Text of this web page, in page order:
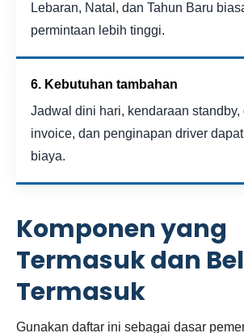
Lebaran, Natal, dan Tahun Baru
permintaan lebih tinggi.
6. Kebutuhan tambahan
Jadwal dini hari, kendaraan standby,
invoice, dan penginapan driver
biaya.
Komponen yang
Termasuk dan
Termasuk
Gunakan daftar ini sebagai dasar